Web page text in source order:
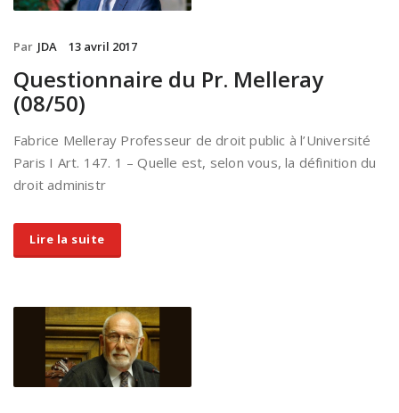
Par JDA 13 avril 2017
Questionnaire du Pr. Melleray
(08/50)
Fabrice Melleray Professeur de droit public à l’Université
Paris I Art. 147. 1 – Quelle est, selon vous, la définition du
droit administr
Lire la suite